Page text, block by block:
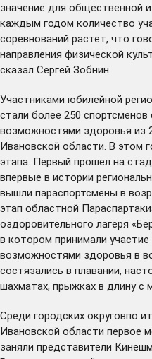
значение для общественной
каждым годом количество
соревнований растет, что
направления физической
сказал Сергей Зобнин.
Участниками юбилейной
стали более 250 спортсменов
возможностями здоровья из
Ивановской области. В этом
этапа. Первый прошел на
впервые в истории
вышли параспортсмены в
этап областной
оздоровительного лагеря
в котором принимали
возможностями здоровья в
состязались в плавании,
шахматах, прыжках в длину с
Среди городских округовпо
Ивановской области первое
заняли представители